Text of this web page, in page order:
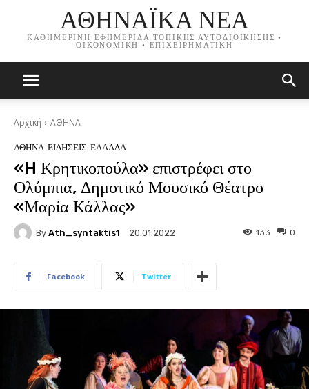
ΑΘΗΝΑΪΚΑ ΝΕΑ
ΚΑΘΗΜΕΡΙΝΗ ΕΦΗΜΕΡΙΔΑ ΤΟΠΙΚΗΣ ΑΥΤΟΔΙΟΙΚΗΣΗΣ •
ΟΙΚΟΝΟΜΙΚΗ • ΕΠΙΧΕΙΡΗΜΑΤΙΚΗ
Αρχική ΑΘΗΝΑ
ΑΘΗΝΑ ΕΙΔΗΣΕΙΣ ΕΛΛΑΔΑ
«H Κρητικοπούλα» επιστρέφει στο
Ολύμπια, Δημοτικό Μουσικό Θέατρο
«Μαρία Κάλλας»
By Ath_syntaktis1 20.01.2022 0
133
Facebook Twitter